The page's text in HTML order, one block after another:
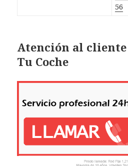
56
Atención al cliente
Tu Coche